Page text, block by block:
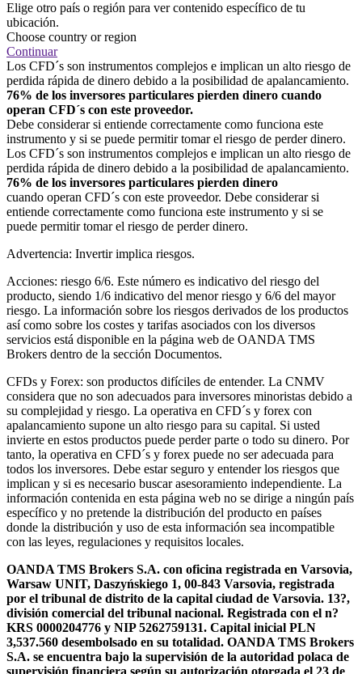
Elige otro país o región para ver contenido específico de tu
ubicación.
Choose country or region
Continuar
Los CFD´s son instrumentos complejos e implican un alto riesgo de
perdida rápida de dinero debido a la posibilidad de apalancamiento.
76% de los inversores particulares pierden dinero cuando
operan CFD´s con este proveedor.
Debe considerar si entiende correctamente como funciona este
instrumento y si se puede permitir tomar el riesgo de perder dinero.
Los CFD´s son instrumentos complejos e implican un alto riesgo de
perdida rápida de dinero debido a la posibilidad de apalancamiento.
76% de los inversores particulares pierden dinero
cuando operan CFD´s con este proveedor. Debe considerar si
entiende correctamente como funciona este instrumento y si se
puede permitir tomar el riesgo de perder dinero.
Advertencia: Invertir implica riesgos.
Acciones: riesgo 6/6. Este número es indicativo del riesgo del
producto, siendo 1/6 indicativo del menor riesgo y 6/6 del mayor
riesgo. La información sobre los riesgos derivados de los productos
así como sobre los costes y tarifas asociados con los diversos
servicios está disponible en la página web de OANDA TMS
Brokers dentro de la sección Documentos.
CFDs y Forex: son productos difíciles de entender. La CNMV
considera que no son adecuados para inversores minoristas debido a
su complejidad y riesgo. La operativa en CFD´s y forex con
apalancamiento supone un alto riesgo para su capital. Si usted
invierte en estos productos puede perder parte o todo su dinero. Por
tanto, la operativa en CFD´s y forex puede no ser adecuada para
todos los inversores. Debe estar seguro y entender los riesgos que
implican y si es necesario buscar asesoramiento independiente. La
información contenida en esta página web no se dirige a ningún país
específico y no pretende la distribución del producto en países
donde la distribución y uso de esta información sea incompatible
con las leyes, regulaciones y requisitos locales.
OANDA TMS Brokers S.A. con oficina registrada en Varsovia,
Warsaw UNIT, Daszyńskiego 1, 00-843 Varsovia, registrada
por el tribunal de distrito de la capital ciudad de Varsovia. 13?,
división comercial del tribunal nacional. Registrada con el n?
KRS 0000204776 y NIP 5262759131. Capital inicial PLN
3,537.560 desembolsado en su totalidad. OANDA TMS Brokers
S.A. se encuentra bajo la supervisión de la autoridad polaca de